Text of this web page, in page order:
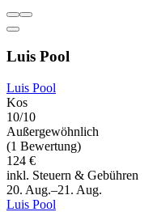
Luis Pool
Luis Pool
Kos
10/10
Außergewöhnlich
(1 Bewertung)
124 €
inkl. Steuern & Gebühren
20. Aug.–21. Aug.
Luis Pool